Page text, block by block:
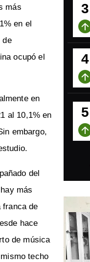
más
en el
de
ocupó el
en
al 10,1% en
embargo,
del
más
franca de
hace
de música
techo
3
4
5